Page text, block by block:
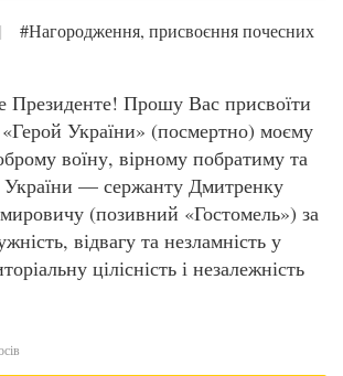
|
#Нагородження, присвоєння почесних
Прошу Вас присвоїти
України» (посмертно) моєму
воїну, вірному побратиму та
України — сержанту Дмитренку
(позивний «Гостомель») за
відвагу та незламність у
цілісність і незалежність